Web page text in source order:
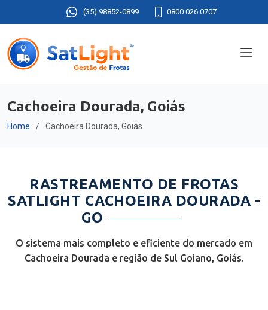
(35) 98852-0899 0800 026 0707
Cachoeira Dourada, Goiás
Home Cachoeira Dourada, Goiás
RASTREAMENTO DE FROTAS
SATLIGHT CACHOEIRA DOURADA -
GO
O sistema mais completo e eficiente do mercado em
Cachoeira Dourada e região de Sul Goiano, Goiás.